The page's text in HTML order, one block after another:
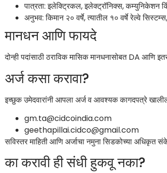
पात्रता: इलेक्ट्रिकल, इलेक्ट्रॉनिक्स, कम्युनिकेशन
अनुभव: किमान २० वर्षे, त्यातील १० वर्षे रेल्वे
मानधन आणि फायदे
दोन्ही पदांसाठी ठराविक मासिक मानधनासोबत DA आणि
अर्ज कसा करावा?
इच्छुक उमेदवारांनी आपला अर्ज व आवश्यक कागदपत्रे
gm.ta@cidcoindia.com
geethapillai.cidco@gmail.com
सविस्तर माहिती आणि अर्जाचा नमुना सिडकोच्या अधिकृत
का करावी ही संधी हुकवू नका?